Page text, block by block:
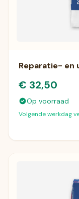
Reparatie- en
€ 32,50
Op voorraad
Volgende werkdag